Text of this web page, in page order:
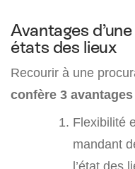
Avantages
états des lieux
Recourir à une
confère 3 avantages
Flexibilité
mandant